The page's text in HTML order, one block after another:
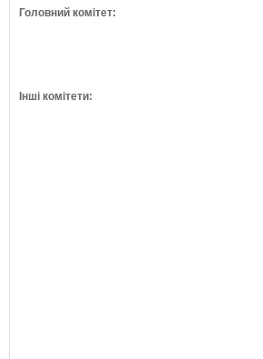
Головний комітет:
Інші комітети: